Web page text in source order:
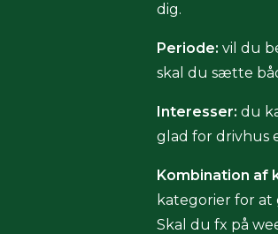
dig.
Periode: vil du
skal du sætte
Interesser: du
glad for drivhus
Kombination af
kategorier for at
Skal du fx på